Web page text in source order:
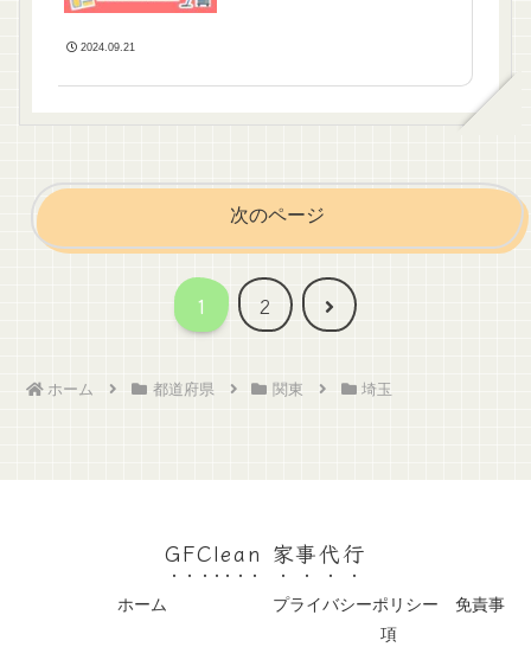
2024.09.21
次のページ
1 2
次
ホーム 都道府県 関東 埼玉
GFClean 家事代行
ホーム
プライバシーポリシー 免責事
項